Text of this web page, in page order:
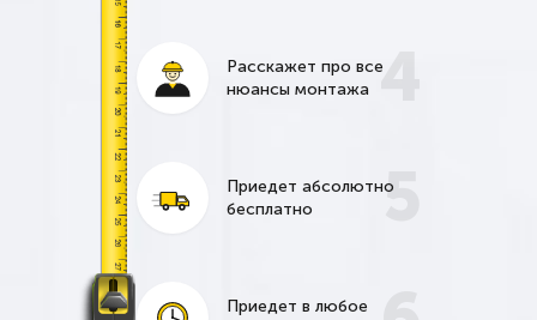
4
Расскажет про все
нюансы монтажа
5
Приедет абсолютно
бесплатно
Приедет в любое